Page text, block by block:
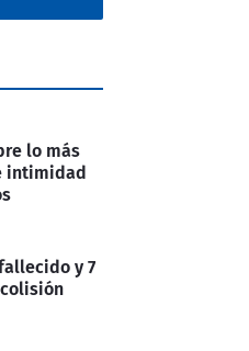
lo más
intimidad
y 7